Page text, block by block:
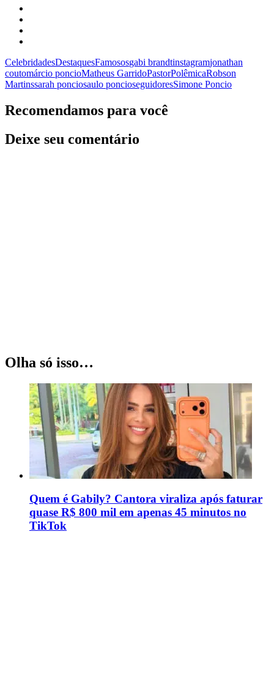
CelebridadesDestaquesFamososgabi brandtinstagramjonathan
coutomárcio poncioMatheus GarridoPastorPolêmicaRobson
Martinssarah ponciosaulo poncioseguidoresSimone Poncio
Recomendamos para você
Deixe seu comentário
Olha só isso…
Quem é Gabily? Cantora viraliza após faturar
quase R$ 800 mil em apenas 45 minutos no
TikTok